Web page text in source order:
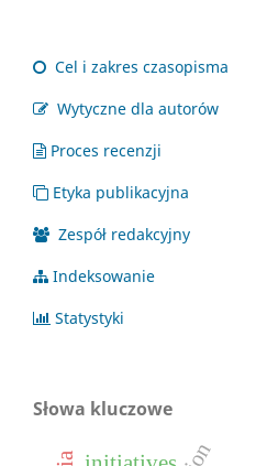
Cel i zakres czasopisma
Wytyczne dla autorów
Proces recenzji
Etyka publikacyjna
Zespół redakcyjny
Indeksowanie
Statystyki
Słowa kluczowe